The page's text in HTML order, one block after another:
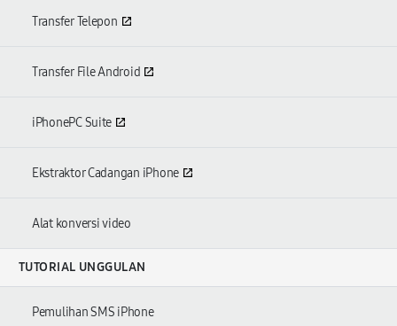
Transfer Telepon
Transfer File Android
iPhonePC Suite
Ekstraktor Cadangan iPhone
Alat konversi video
TUTORIAL UNGGULAN
Pemulihan SMS iPhone